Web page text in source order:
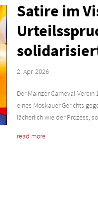
Satire im
2. Apr. 2026
Der Mainzer Carneval-
eines Moskauer Gerichts
lächerlich wie der Prozess,
read more